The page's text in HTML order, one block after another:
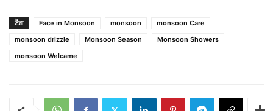
ਟੈਗ Face in Monsoon monsoon
monsoon Care
monsoon drizzle
Monsoon Season
Monsoon Showers
monsoon Welcame